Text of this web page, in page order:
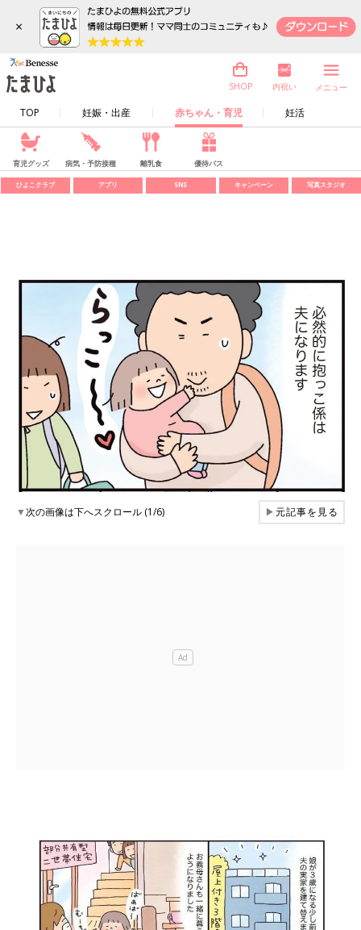
×
TOP 妊娠・出産 赤ちゃん・育児 妊活
SHOP 内祝い メニュー
育児グッズ 病気・予防接種 離乳食 優待パス
ひよこクラブ アプリ SNS キャンペーン 写真スタジオ
▼次の画像は下へスクロール (1/6) ▶元記事を見る